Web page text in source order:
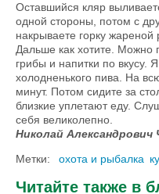
Оставшийся кляр
одной стороны, потом с
накрываете горку
Дальше как хотите. Можно
грибы и напитки по вкусу.
холодненького пива. На
минут. Потом сидите за
близкие уплетают еду.
себя великолепно.
Николай Александрович
Метки:
охота и рыбалка
Читайте также в